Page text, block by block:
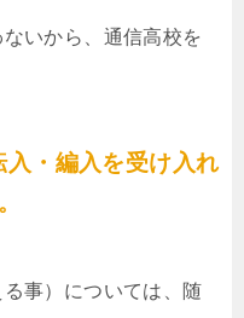
いから、通信高校を
・編入を受け入れ
事）については、随